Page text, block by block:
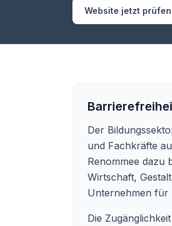
Website jetzt
Der
und Fachkräfte
Renommee dazu
Wirtschaft,
Unternehmen für
Die